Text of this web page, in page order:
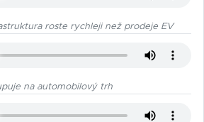
roste rychleji než prodeje EV
na automobilový trh